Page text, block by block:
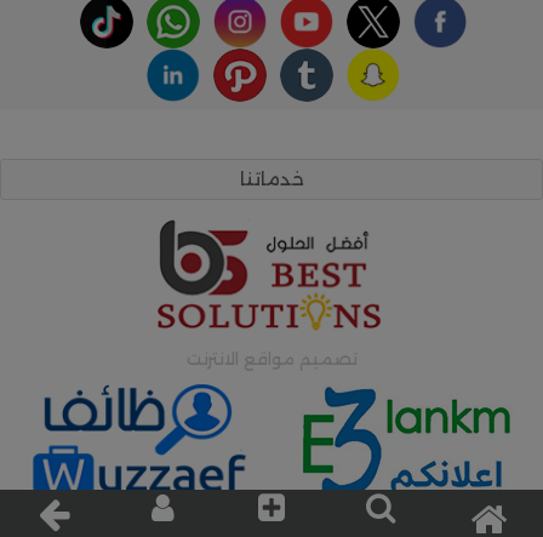
خدماتنا
تصميم مواقع الانترنت
اعلانات مبوبة اعلانات وظائف